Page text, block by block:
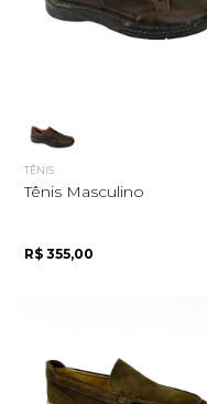
TÊNIS
Tênis Masculino
R$ 355,00